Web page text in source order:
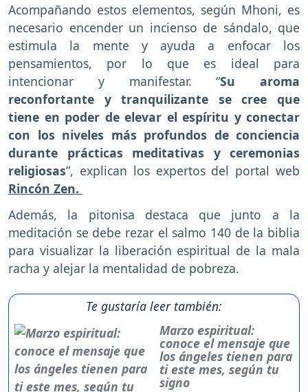
Acompañando estos elementos, según Mhoni, es
necesario encender un incienso de sándalo, que
estimula la mente y ayuda a enfocar los
pensamientos, por lo que es ideal para
intencionar y manifestar. “Su aroma
reconfortante y tranquilizante se cree que
tiene en poder de elevar el espíritu y conectar
con los niveles más profundos de conciencia
durante prácticas meditativas y ceremonias
religiosas”, explican los expertos del portal web
Rincón Zen.
Además, la pitonisa destaca que junto a la
meditación se debe rezar el salmo 140 de la biblia
para visualizar la liberación espiritual de la mala
racha y alejar la mentalidad de pobreza.
Te gustaría leer también:
Marzo espiritual:
conoce el mensaje que
los ángeles tienen para
ti este mes, según tu
signo